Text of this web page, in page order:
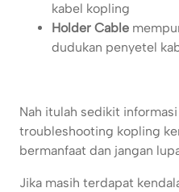
kabel kopling
Holder Cable
dudukan penyetel
Nah itulah sedikit
troubleshooting kopling
bermanfaat dan jangan
Jika masih terdapat